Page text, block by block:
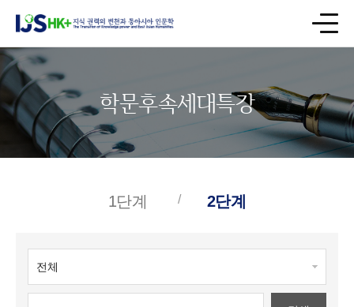
학문후속세대특강
1단계 2단계